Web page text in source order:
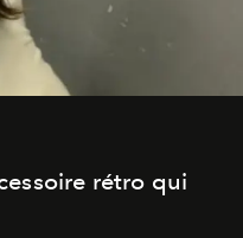
rétro qui